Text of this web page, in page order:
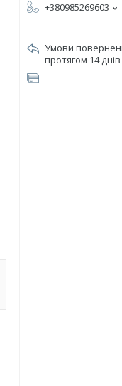
+380985269603
протягом 14 днів